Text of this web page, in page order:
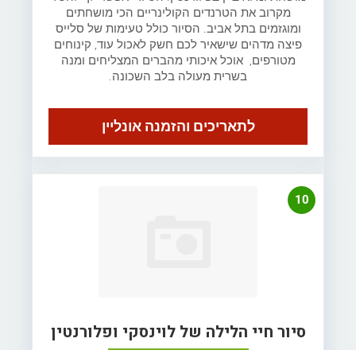
מקרוב את הטרנדים הקולינריים הכי מושחתים
ומוגזמים בתל אביב. הסיור כולל טעימות של סלייס
פיצה מדהים שישאיר לכם חשק לאכול עוד, קינוחים
מטורפים, אוכל איכותי מהברים המצליחים ומנה
בשרית מעולה בלב השכונה.
לתאריכים והזמנה אונליין
10
סיור חיי הלילה של לוינסקי ופלורנטין